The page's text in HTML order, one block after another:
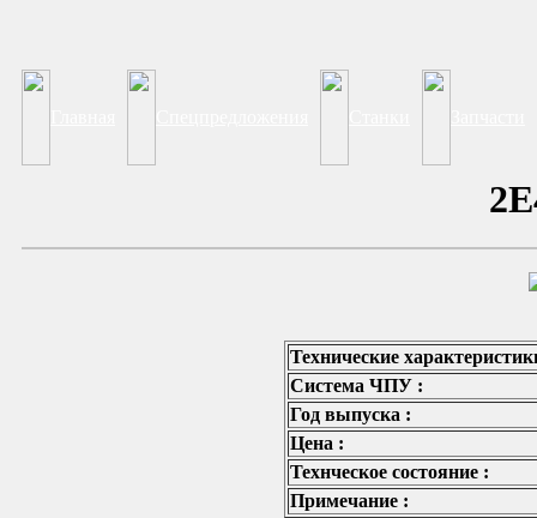
Технические
Система ЧПУ :
Год выпуска :
Цена :
Технческое состояние :
Примечание :